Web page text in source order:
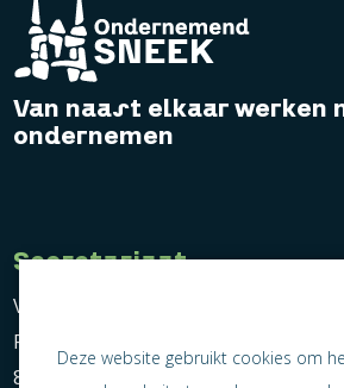
Van naast elkaar werken
ondernemen
Secretariaat
Vereniging Ondernemend Sneek
Postbus 464
8600 AL Sneek
Deze website gebruikt cookies om